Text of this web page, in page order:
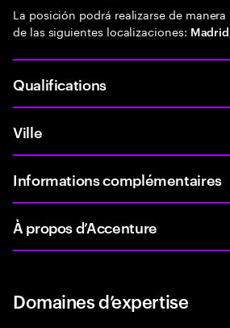
La posición podrá realizarse de
de las siguientes localizaciones:
Qualifications
Ville
Informations complémentaires
À propos d’Accenture
Domaines d’expertise